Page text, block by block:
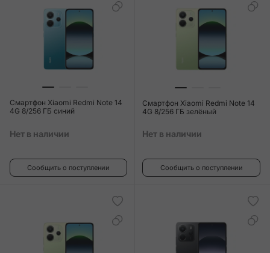
Смартфон Xiaomi Redmi Note 14
4G 8/256 ГБ синий
Нет в наличии
Сообщить о поступлении
Смартфон Xiaomi Redmi Note 14
4G 8/256 ГБ зелёный
Нет в наличии
Сообщить о поступлении